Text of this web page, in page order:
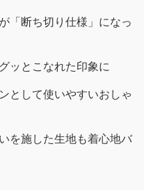
「断ち切り仕様」になっ
ッとこなれた印象に
として使いやすいおしゃ
を施した生地も着心地バ